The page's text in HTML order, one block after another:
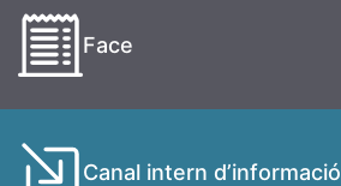
Face
Canal intern d’informació